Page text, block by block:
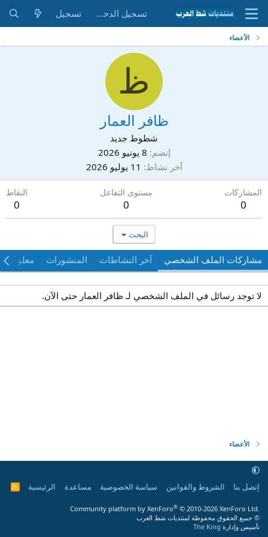
تسجيل الدخول تسجيل
الأعضاء
ظ
ظافر العمار
شطوط جديد
إنضم 8 يونيو 2026
آخر نشاط 11 يوليو 2026
المشاركات
0
مستوى التفاعل
0
النقاط
0
البحث
مشاركات الملف الشخصي آخر النشاطات المنشورات معلومات
لا توجد رسائل في الملف الشخصي لـ ظافر العمار حتى الآن.
الأعضاء
إتصل بنا الشروط والقوانين سياسة الخصوصية مساعدة الرئيسية
R
Community platform by XenForo® © 2010-2026 XenForo Ltd.
© جميع الحقوق محفوظة لمنتديات شط العرب
تأسيس وإدارة The King